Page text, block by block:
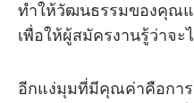
ทำให้วัฒนธรรมของคุณ
เพื่อให้ผู้สมัครงานรู้ว่าจะ
อีกแง่มุมที่มีคุณค่าคือกา